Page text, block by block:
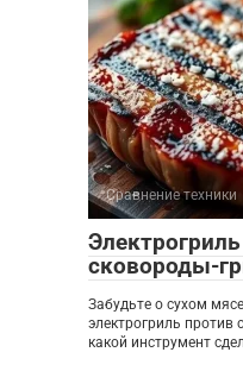
Сравнение техники
сковороды-
Забудьте о сухом
электрогриль против
какой инструмент